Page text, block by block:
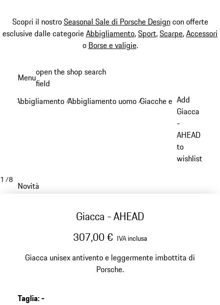
Scopri il nostroSeasonal Sale di Porsche Designcon offerte
esclusive dalle categorieAbbigliamento,Sport,Scarpe,Accessori
o Borse e valigie.
principale
Menuopen the shop search
field
Abbigliamento /Abbigliamento uomo /Giacche e cappotti
Add
Giacca
-
AHEAD
to
wishlist
1 /8
Novità
Giacca - AHEAD
307,00 € IVA inclusa
Giacca unisex antivento e leggermente imbottita di
Porsche.
Taglia:-